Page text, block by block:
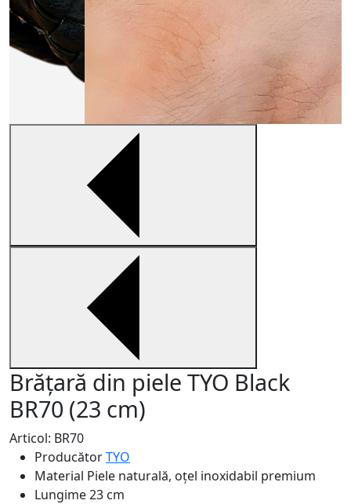
Brățară din piele TYO Black
BR70 (23 cm)
Articol: BR70
ProducătorTYO
Material Piele naturală, oțel inoxidabil premium
Lungime23 cm